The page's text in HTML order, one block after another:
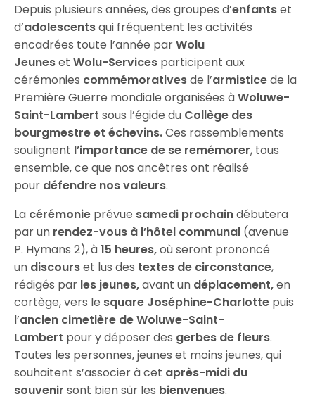
Depuis plusieurs années, des groupes d’enfantset
d’adolescentsqui fréquentent les activités
encadrées toute l’année parWolu
JeunesetWolu-Services participent aux
cérémonies commémorativesde l’armisticede la
Première Guerre mondiale organisées àWoluwe-
Saint-Lambert sous l’égide du Collège des
bourgmestre et échevins.Ces rassemblements
soulignent l’importance de se remémorer, tous
ensemble, ce que nos ancêtres ont réalisé
pour défendre nos valeurs.
La cérémonie prévue samedi prochaindébutera
par un rendez-vous à l’hôtel communal (avenue
P. Hymans 2), à15 heures,où seront prononcé
un discourset lus des textes de circonstance,
rédigés par les jeunes,avant un déplacement,en
cortège, vers le square Joséphine-Charlotte puis
l’ancien cimetière de Woluwe-Saint-
Lambert pour y déposer des gerbes de fleurs.
Toutes les personnes, jeunes et moins jeunes, qui
souhaitent s’associer à cet après-midi du
souvenir sont bien sûr les bienvenues.